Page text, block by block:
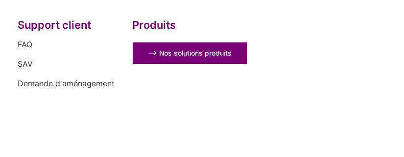
Support client
FAQ
SAV
Demande d'aménagement
Produits
⟶ Nos solutions produits